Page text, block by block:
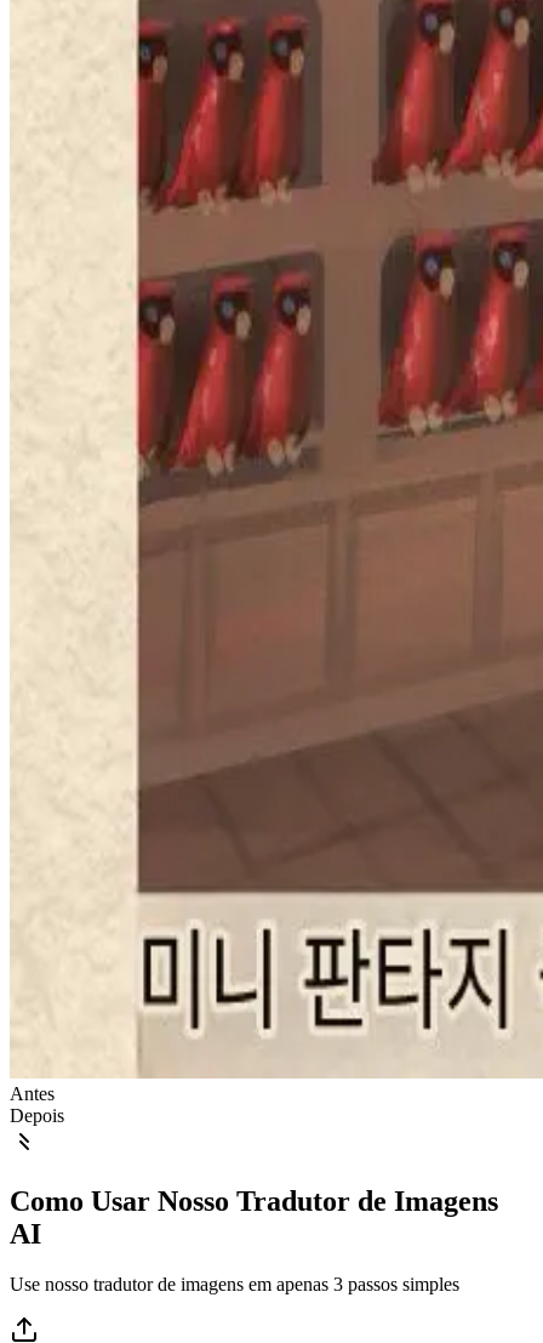
Antes
Depois
Como Usar Nosso Tradutor de Imagens
AI
Use nosso tradutor de imagens em apenas 3 passos simples